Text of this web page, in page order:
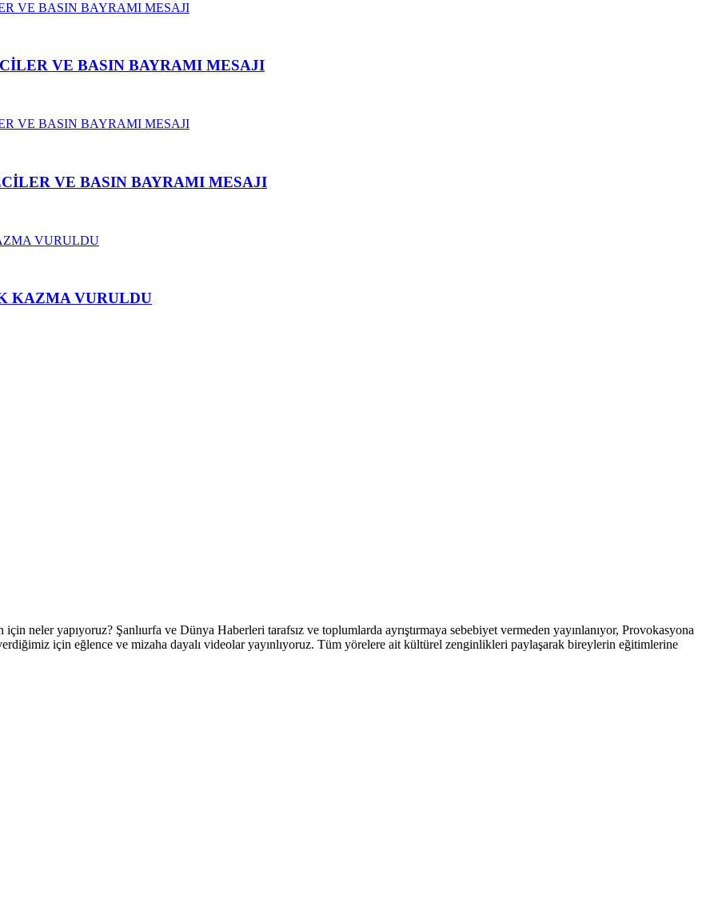
VE BASIN BAYRAMI MESAJI
VE BASIN BAYRAMI MESAJI
KAZMA VURULDU
neler yapıyoruz? Şanlıurfa ve Dünya Haberleri tarafsız ve toplumlarda ayrıştırmaya sebebiyet vermeden yayınlanıyor, Provokasyona
için eğlence ve mizaha dayalı videolar yayınlıyoruz. Tüm yörelere ait kültürel zenginlikleri paylaşarak bireylerin eğitimlerine